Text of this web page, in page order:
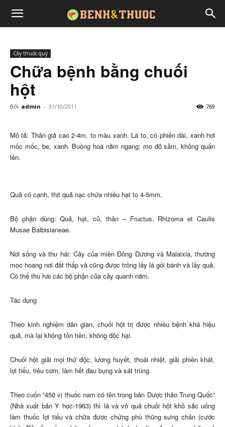
Cây thuốc quý
Chữa bệnh bằng chuối
hột
Bởi admin - 31/10/2011 769
Mô tả: Thân giả cao 2-4m, to màu xanh. Lá to, có phiến dài, xanh hơi
mốc mốc, be, xanh. Buồng hoa nằm ngang; mo đỏ sẫm, không quấn
lên.
Quả có cạnh, thịt quả nạc chứa nhiều hạt to 4-5mm.
Bộ phận dùng: Quả, hạt, củ, thân – Fructus, Rhizoma et Caulis
Musae Balbisianeae.
Nơi sống và thu hái: Cây của miền Ðông Dương và Malaixia, thường
mọc hoang nơi đất thấp và cũng được trồng lấy lá gói bánh và lấy quả.
Có thể thu hái các bộ phận của cây quanh năm.
Tác dụng
Theo kinh nghiệm dân gian, chuối hột trị được nhiều bệnh khá hiệu
quả, mà lại không tốn tiền, không độc hại.
Chuối hột giải mọi thứ độc, lương huyết, thoái nhiệt, giải phiền khát,
lợi tiểu, tiêu cơm, làm hết đau bụng và sát trùng.
Theo cuốn “450 vị thuốc nam có tên trong bản Dược thảo Trung Quốc”
(Nhà xuất bản Y học-1963) thì lá và vỏ quả chuối hột khô sắc uống
làm thuốc lợi tiểu và chữa được chứng phù thũng sưng chân (cước